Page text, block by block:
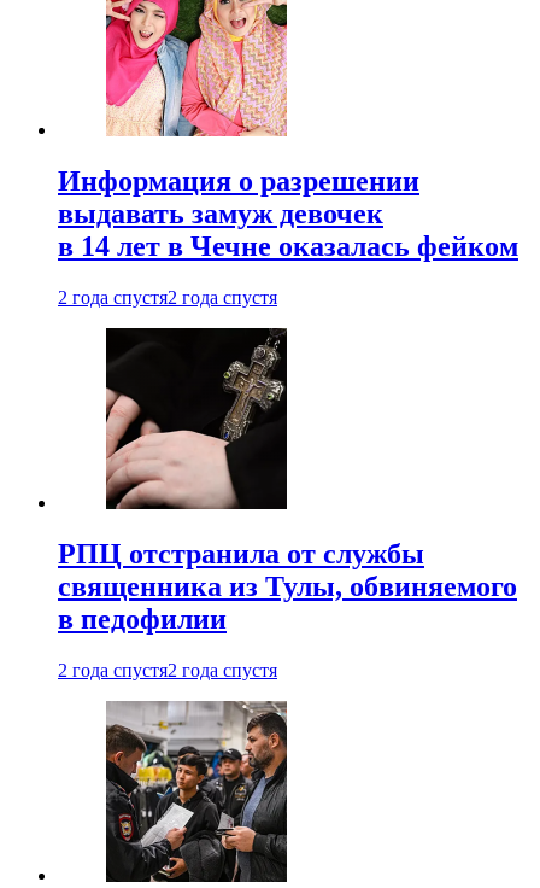
Информация о разрешении
выдавать замуж девочек
в 14 лет в Чечне оказалась фейком
2 года спустя2 года спустя
РПЦ отстранила от службы
священника из Тулы, обвиняемого
в педофилии
2 года спустя2 года спустя